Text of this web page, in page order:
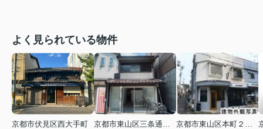
よく見られている物件
京都市伏見区西大手町